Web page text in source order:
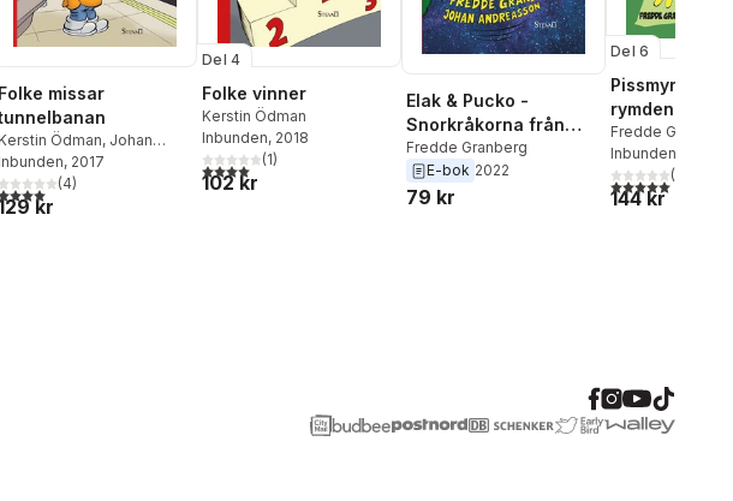
Folke missar
Kerstin Ödman, Johan
Andreasson
Inbunden, 2017
utav 5 stjärnor. Totalt antal röster:
(4)
kr
Del 4
Folke vinner
Kerstin Ödman
Inbunden, 2018
4,0utav 5 stjärnor. Totalt antal röster:
(1)
102 kr
Elak & Pucko -
Snorkråkorna från
planeten Prosit
Fredde Granberg
E-bok 2022
79 kr
Del 6
Pissmyrorna
rymden
Fredde Granberg
Inbunden
5,0utav 5(
144 kr